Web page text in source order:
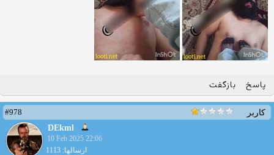
پاسخ بازگفت
کاربر
#978
DEkml
10 Feb 2025 22:06
ارسالها: 1113